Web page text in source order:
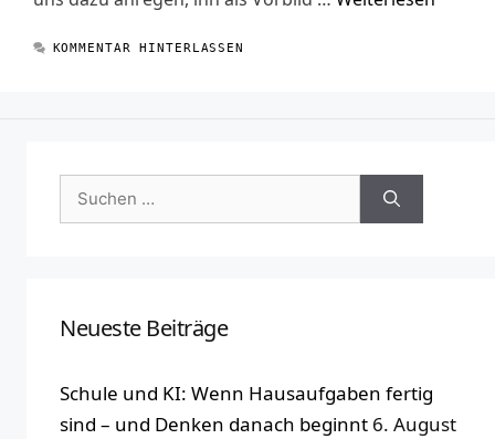
KOMMENTAR HINTERLASSEN
Suchen
nach:
Neueste Beiträge
Schule und KI: Wenn Hausaufgaben fertig
sind – und Denken danach beginnt 6. August